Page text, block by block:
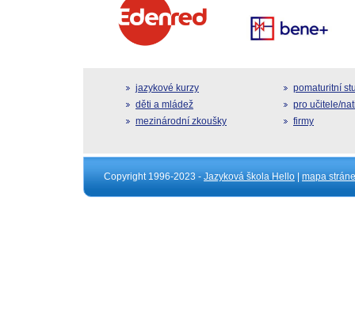
jazykové kurzy
děti a mládež
mezinárodní zkoušky
pomaturitní
pro učitele/
firmy
Copyright 1996-2023 - Jazyková škola Hello mapa